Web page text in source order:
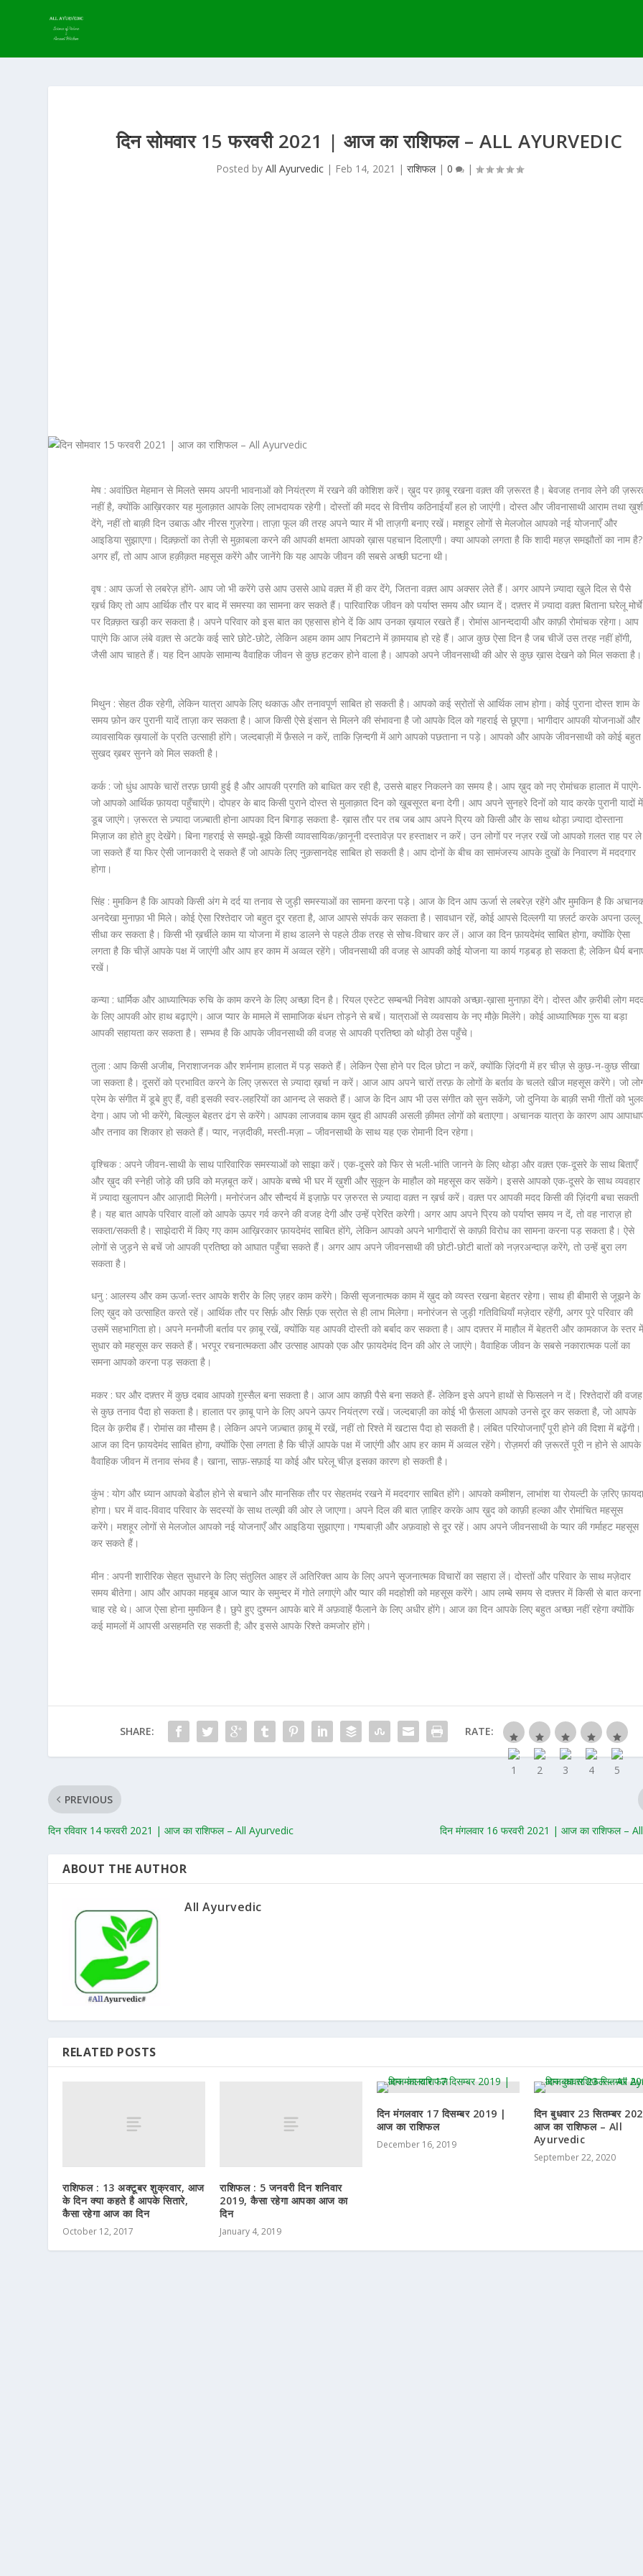
दिन सोमवार 15 फरवरी 2021 | आज का राशिफल – ALL AYURVEDIC
Posted by All Ayurvedic| Feb 14, 2021 | राशिफल| 0 |
मेष :अवांछित मेहमान से मिलते समय अपनी भावनाओं को नियंत्रण में रखने की कोशिश करें। ख़ुद पर क़ाबू रखना वक़्त की ज़रूरत है। बेवजह तनाव लेने की
नहीं है, क्योंकि आख़िरकार यह मुलाक़ात आपके लिए लाभदायक रहेगी। दोस्तों की मदद से वित्तीय कठिनाईयाँ हल हो जाएंगी। दोस्त और जीवनासाथी आराम तथा
देंगे, नहीं तो बाक़ी दिन उबाऊ और नीरस गुज़रेगा। ताज़ा फूल की तरह अपने प्यार में भी ताज़गी बनाए रखें। मशहूर लोगों से मेलजोल आपको नई योजनाएँ और
आइडिया सुझाएगा। दिक़्क़तों का तेज़ी से मुक़ाबला करने की आपकी क्षमता आपको ख़ास पहचान दिलाएगी। क्या आपको लगता है कि शादी महज़ समझौतों का नाम है?
अगर हाँ, तो आप आज हक़ीक़त महसूस करेंगे और जानेंगे कि यह आपके जीवन की सबसे अच्छी घटना थी।
वृष :आप ऊर्जा से लबरेज़ होंगे- आप जो भी करेंगे उसे आप उससे आधे वक़्त में ही कर देंगे, जितना वक़्त आप अक्सर लेते हैं। अगर आपने ज़्यादा खुले दिल से पैसे
ख़र्च किए तो आप आर्थिक तौर पर बाद में समस्या का सामना कर सकते हैं। पारिवारिक जीवन को पर्याप्त समय और ध्यान दें। दफ़्तर में ज़्यादा वक़्त बिताना घरेलू मोर्चे
पर दिक़्क़त खड़ी कर सकता है। अपने परिवार को इस बात का एहसास होने दें कि आप उनका ख़याल रखते हैं। रोमांस आनन्ददायी और काफ़ी रोमांचक रहेगा। आप
पाएंगे कि आज लंबे वक़्त से अ‍टके कई सारे छोटे-छोटे, लेकिन अहम काम आप निबटाने में क़ामयाब हो रहे हैं। आज कुछ ऐसा दिन है जब चीजें उस तरह नहीं होंगी,
जैसी आप चाहते हैं। यह दिन आपके सामान्य वैवाहिक जीवन से कुछ हटकर होने वाला है। आपको अपने जीवनसाथी की ओर से कुछ ख़ास देखने को मिल सकता है।
मिथुन : सेहत ठीक रहेगी, लेकिन यात्रा आपके लिए थकाऊ और तनावपूर्ण साबित हो सकती है। आपको कई स्रोतों से आर्थिक लाभ होगा। कोई पुराना दोस्त शाम के
समय फ़ोन कर पुरानी यादें ताज़ा कर सकता है। आज किसी ऐसे इंसान से मिलने की संभावना है जो आपके दिल को गहराई से छूएगा। भागीदार आपकी योजनाओं और
व्यावसायिक ख़यालों के प्रति उत्साही होंगे। जल्दबाज़ी में फ़ैसले न करें, ताकि ज़िन्दगी में आगे आपको पछताना न पड़े। आपको और आपके जीवनसाथी को कोई बहुत
सुखद ख़बर सुनने को मिल सकती है।
कर्क : जो धुंध आपके चारों तरफ़ छायी हुई है और आपकी प्रगति को बाधित कर रही है, उससे बाहर निकलने का समय है। आप ख़ुद को नए रोमांचक हालात में पाएंगे-
जो आपको आर्थिक फ़ायदा पहुँचाएंगे। दोपहर के बाद किसी पुराने दोस्त से मुलाक़ात दिन को ख़ूबसूरत बना देगी। आप अपने सुनहरे दिनों को याद करके पुरानी यादों में
डूब जाएंगे। ज़रूरत से ज़्यादा जज़्बाती होना आपका दिन बिगाड़ सकता है- ख़ास तौर पर तब जब आप अपने प्रिय को किसी और के साथ थोड़ा ज़्यादा दोस्ताना
मिज़ाज का होते हुए देखेंगे। बिना गहराई से समझे-बूझे किसी व्यावसायिक/क़ानूनी दस्तावेज़ पर हस्ताक्षर न करें। उन लोगों पर नज़र रखें जो आपको ग़लत राह पर ले
जा सकते हैं या फिर ऐसी जानकारी दे सकते हैं जो आपके लिए नुक़सानदेह साबित हो सकती है। आप दोनों के बीच का सामंजस्य आपके दुखों के निवारण में मददगार
होगा।
सिंह :मुमकिन है कि आपको किसी अंग मे दर्द या तनाव से जुड़ी समस्याओं का सामना करना पड़े। आज के दिन आप ऊर्जा से लबरेज़ रहेंगे और मुमकिन है कि
अनदेखा मुनाफ़ा भी मिले। कोई ऐसा रिश्तेदार जो बहुत दूर रहता है, आज आपसे संपर्क कर सकता है। सावधान रहें, कोई आपसे दिल्लगी या फ़्लर्ट करके अपना उल्लू
सीधा कर सकता है। किसी भी ख़र्चीले काम या योजना में हाथ डालने से पहले ठीक तरह से सोच-विचार कर लें। आज का दिन फ़ायदेमंद साबित होगा, क्योंकि ऐसा
लगता है कि चीज़ें आपके पक्ष में जाएंगी और आप हर काम में अव्वल रहेंगे। जीवनसाथी की वजह से आपकी कोई योजना या कार्य गड़बड़ हो सकता है; लेकिन धैर्य
रखें।
कन्या :धार्मिक और आध्यात्मिक रुचि के काम करने के लिए अच्छा दिन है। रियल एस्टेट सम्बन्धी निवेश आपको अच्छा-ख़ासा मुनाफ़ा देंगे। दोस्त और क़रीबी लोग
के लिए आपकी ओर हाथ बढ़ाएंगे। आज प्यार के मामले में सामाजिक बंधन तोड़ने से बचें। यात्राओं से व्यवसाय के नए मौक़े मिलेंगे। कोई आध्यात्मिक गुरू या बड़ा
आपकी सहायता कर सकता है। सम्भव है कि आपके जीवनसाथी की वजह से आपकी प्रतिष्ठा को थोड़ी ठेस पहुँचे।
तुला : आप किसी अजीब, निराशाजनक और शर्मनाम हालात में पड़ सकते हैं। लेकिन ऐसा होने पर दिल छोटा न करें, क्योंकि ज़िंदगी में हर चीज़ से कुछ-न-कुछ सीखा
जा सकता है। दूसरों को प्रभावित करने के लिए ज़रूरत से ज़्यादा ख़र्चा न करें। आज आप अपने चारों तरफ़ के लोगों के बर्ताव के चलते खीज महसूस करेंगे। जो
प्रेम के संगीत में डूबे हुए हैं, वही इसकी स्वर-लहरियों का आनन्द ले सकते हैं। आज के दिन आप भी उस संगीत को सुन सकेंगे, जो दुनिया के बाक़ी सभी गीतों को
देगा। आप जो भी करेंगे, बिल्कुल बेहतर ढंग से करेंगे। आपका लाजवाब काम ख़ुद ही आपकी असली क़ीमत लोगों को बताएगा। अचानक यात्रा के कारण आप
और तनाव का शिकार हो सकते हैं। प्यार, नज़दीकी, मस्ती-मज़ा – जीवनसाथी के साथ यह एक रोमानी दिन रहेगा।
वृश्चिक : अपने जीवन-साथी के साथ पारिवारिक समस्याओं को साझा करें। एक-दूसरे को फिर से भली-भांति जानने के लिए थोड़ा और वक़्त एक-दूसरे के साथ बिताएँ
और ख़ुद की स्नेही जोड़े की छवि को मज़बूत करें। आपके बच्चे भी घर में ख़ुशी और सुकून के माहौल को महसूस कर सकेंगे। इससे आपको एक-दूसरे के साथ व्यवहार
में ज़्यादा खुलापन और आज़ादी मिलेगी। मनोरंजन और सौन्दर्य में इज़ाफ़े पर ज़रुरत से ज़्यादा वक़्त न ख़र्च करें। वक़्त पर आपकी मदद किसी की ज़िंदगी बचा सकती
है। यह बात आपके परिवार वालों को आपके ऊपर गर्व करने की वजह देगी और उन्हें प्रेरित करेगी। अगर आप अपने प्रिय को पर्याप्त समय न दें, तो वह नाराज़ हो
सकता/सकती है। साझेदारी में किए गए काम आख़िरकार फ़ायदेमंद साबित होंगे, लेकिन आपको अपने भागीदारों से काफ़ी विरोध का सामना करना पड़ सकता है। ऐसे
लोगों से जुड़ने से बचें जो आपकी प्रतिष्ठा को आघात पहुँचा सकते हैं। अगर आप अपने जीवनसाथी की छोटी-छोटी बातों को नज़रअन्दाज़ करेंगे, तो उन्हें बुरा लग
सकता है।
धनु : आलस्य और कम ऊर्जा-स्तर आपके शरीर के लिए ज़हर काम करेंगे। किसी सृजनात्मक काम में ख़ुद को व्यस्त रखना बेहतर रहेगा। साथ ही बीमारी से जूझने के
लिए ख़ुद को उत्साहित करते रहें। आर्थिक तौर पर सिर्फ़ और सिर्फ़ एक स्रोत से ही लाभ मिलेगा। मनोरंजन से जुड़ी गतिविधियाँ मज़ेदार रहेंगी, अगर पूरे परिवार की
उसमें सहभागिता हो। अपने मनमौजी बर्ताव पर क़ाबू रखें, क्योंकि यह आपकी दोस्ती को बर्बाद कर सकता है। आप दफ़्तर में माहौल में बेहतरी और कामकाज के स्तर
सुधार को महसूस कर सकते हैं। भरपूर रचनात्मकता और उत्साह आपको एक और फ़ायदेमंद दिन की ओर ले जाएंगे। वैवाहिक जीवन के सबसे नकारात्मक पलों का
समना आपको करना पड़ सकता है।
मकर :घर और दफ़्तर में कुछ दबाव आपको ग़ुस्सैल बना सकता है। आज आप काफ़ी पैसे बना सकते हैं- लेकिन इसे अपने हाथों से फिसलने न दें। रिश्तेदारों की वजह
से कुछ तनाव पैदा हो सकता है। हालात पर क़ाबू पाने के लिए अपने ऊपर नियंत्रण रखें। जल्दबाज़ी का कोई भी फ़ैसला आपको उनसे दूर कर सकता है, जो आपके
दिल के क़रीब हैं। रोमांस का मौसम है। लेकिन अपने जज़्बात क़ाबू में रखें, नहीं तो रिश्ते में खटास पैदा हो सकती है। लंबित परियोजनाएँ पूरी होने की दिशा में बढ़ेंगी।
आज का दिन फ़ायदेमंद साबित होगा, क्योंकि ऐसा लगता है कि चीज़ें आपके पक्ष में जाएंगी और आप हर काम में अव्वल रहेंगे। रोज़मर्रा की ज़रूरतें पूरी न होने से आपके
वैवाहिक जीवन में तनाव संभव है। खाना, साफ़-सफ़ाई या कोई और घरेलू चीज़ इसका कारण हो सकती है।
कुंभ :योग और ध्यान आपको बेडौल होने से बचाने और मानसिक तौर पर सेहतमंद रखने में मददगार साबित होंगे। आपको कमीशन, लाभांश या रोयल्टी के ज़रिए
होगा। घर में वाद-विवाद परिवार के सदस्यों के साथ तल्ख़ी की ओर ले जाएगा। अपने दिल की बात ज़ाहिर करके आप ख़ुद को काफ़ी हल्का और रोमांचित महसूस
करेंगे। मशहूर लोगों से मेलजोल आपको नई योजनाएँ और आइडिया सुझाएगा। गप्पबाज़ी और अफ़वाहो से दूर रहें। आप अपने जीवनसाथी के प्यार की गर्माहट महसूस
कर सकते हैं।
मीन :अपनी शारीरिक सेहत सुधारने के लिए संतुलित आहर लें अतिरिक्त आय के लिए अपने सृजनात्मक विचारों का सहारा लें। दोस्तों और परिवार के साथ मज़ेदार
समय बीतेगा। आप और आपका महबूब आज प्यार के समुन्दर में गोते लगाएंगे और प्यार की मदहोशी को महसूस करेंगे। आप लम्बे समय से दफ़्तर में किसी से बात करना
चाह रहे थे। आज ऐसा होना मुमकिन है। छुपे हुए दुश्मन आपके बारे में अफ़वाहें फैलाने के लिए अधीर होंगे। आज का दिन आपके लिए बहुत अच्छा नहीं रहेगा क्योंकि
कई मामलों में आपसी असहमति रह सकती है; और इससे आपके रिश्ते कमजोर होंगे।
SHARE: RATE:
PREVIOUS
दिन रविवार 14 फरवरी 2021 | आज का राशिफल – All Ayurvedic दिन मंगलवार 16 फरवरी 2021 | आज का राशिफल –
ABOUT THE AUTHOR
All Ayurvedic
RELATED POSTS
राशिफल : 13 अक्टूबर शुक्रवार, आज
के दिन क्या कहते है आपके सितारे,
कैसा रहेगा आज का दिन
October 12, 2017
राशिफल : 5 जनवरी दिन शनिवार
2019, कैसा रहेगा आपका आज का
दिन
January 4, 2019
दिन मंगलवार 17 दिसम्बर 2019 |
आज का राशिफल
December 16, 2019
दिन बुधवार 23 सितम्बर
आज का राशिफल – All
Ayurvedic
September 22, 2020